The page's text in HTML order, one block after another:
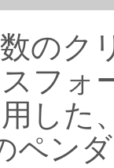
のク
スフォ
した、
ペン